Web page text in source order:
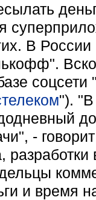
В
соцсети
"). "В
-
и время